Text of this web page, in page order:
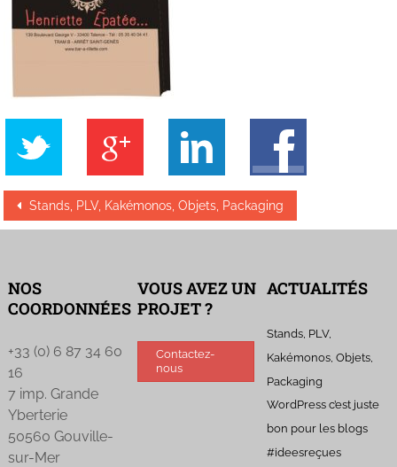
Stands, PLV, Kakémonos, Objets, Packaging
NOS
COORDONNÉES
+33 (0) 6 87 34 60
16
7 imp. Grande
Yberterie
50560 Gouville-
sur-Mer
VOUS AVEZ UN
PROJET ?
Contactez-
nous
ACTUALITÉS
Stands, PLV,
Kakémonos, Objets,
Packaging
WordPress c’est juste
bon pour les blogs
#ideesreçues